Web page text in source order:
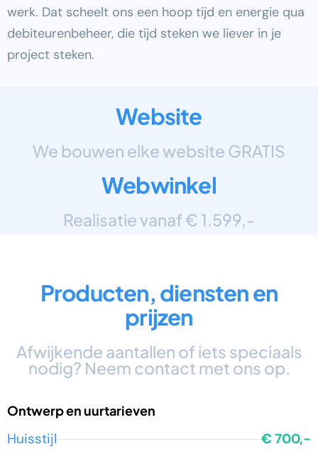
werk. Dat scheelt ons een hoop tijd en energie qua
debiteurenbeheer, die tijd steken we liever in je
project steken.
Website
We bouwen elke website GRATIS
Webwinkel
Realisatie vanaf € 1.599,-
Producten, diensten en
prijzen
Afwijkende aantallen of iets speciaals
nodig? Neem contact met ons op.
Ontwerp en uurtarieven
Huisstijl € 700,-